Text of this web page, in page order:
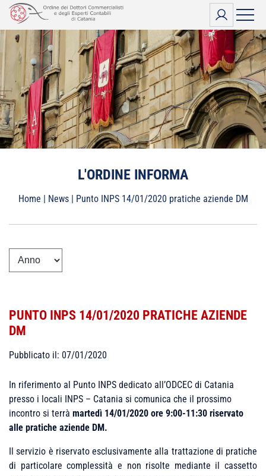
Vai
contenuto
L'ORDINE INFORMA
Home | News| Punto INPS 14/01/2020 pratiche aziende DM
PUNTO INPS 14/01/2020 PRATICHE AZIENDE
DM
Pubblicato il: 07/01/2020
In riferimento al Punto INPS dedicato all’ODCEC di Catania
presso i locali INPS – Catania si comunica che il prossimo
incontro si terrà martedì 14/01/2020 ore 9:00-11:30 riservato
alle pratiche aziende DM.
Il servizio è riservato esclusivamente alla trattazione di pratiche
di particolare complessità e non risolte mediante il cassetto